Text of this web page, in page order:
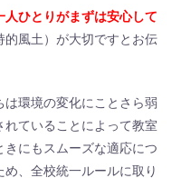
人ひとりがまずは安心して
的風土）が大切ですとお伝
環境の変化にことさら弱
ていることによって教室
にもスムーズな適応につ
、全校統一ルールに取り